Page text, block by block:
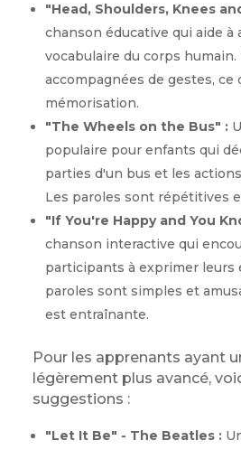
"Head, Shoulders, Knees
chanson éducative qui aide à
vocabulaire du corps
accompagnées de gestes, ce
mémorisation.
"The Wheels on the Bus" :
populaire pour enfants qui
parties d'un bus et les
Les paroles sont répétitives
"If You're Happy and You
chanson interactive qui
participants à exprimer leurs
paroles sont simples et
est entraînante.
Pour les apprenants ayant
légèrement plus avancé,
suggestions :
"Let It Be" - The Beatles :